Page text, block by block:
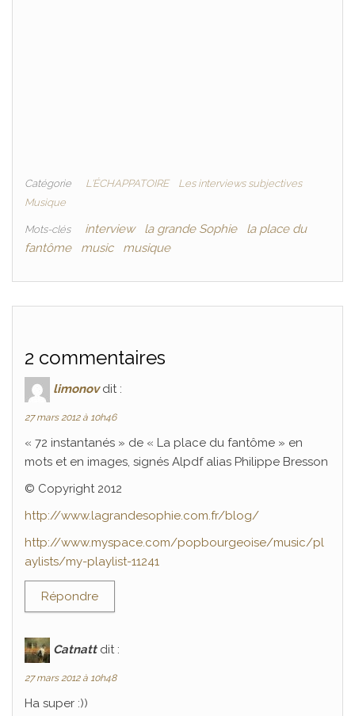
Catégorie L'ÉCHAPPATOIRE
Les interviews subjectives
Musique
Mots-clés interview la grande Sophie
la place du
fantôme
music musique
2 commentaires
limonov dit :
27 mars 2012 à 10h46
« 72 instantanés » de « La place du fantôme » en
mots et en images, signés Alpdf alias Philippe Bresson
© Copyright 2012
http://www.lagrandesophie.com.fr/blog/
http://www.myspace.com/popbourgeoise/music/pl
aylists/my-playlist-11241
Répondre
Catnatt dit :
27 mars 2012 à 10h48
Ha super :))